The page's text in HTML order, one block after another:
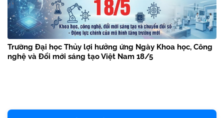
Trường Đại học Thủy lợi hưởng ứng Ngày Khoa học, Công
nghệ và Đổi mới sáng tạo Việt Nam 18/5